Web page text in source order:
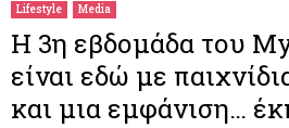
Lifestyle Media
Η 3η εβδομάδα του
είναι εδώ με
και μια εμφάνιση…